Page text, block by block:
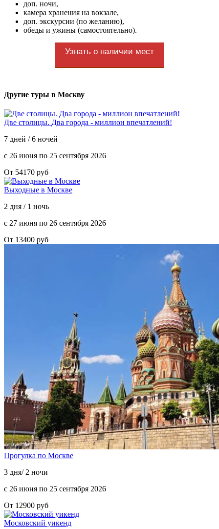
доп. ночи,
камера хранения на вокзале,
доп. экскурсии (по желанию),
обеды и ужины (самостоятельно).
Узнать о наличии мест
Другие туры в Москву
Две столицы. Два города - миллион впечатлений!
7 дней / 6 ночей
с 26 июня по 25 сентября 2026
От 54170 руб
Выходные в Москве
2 дня / 1 ночь
с 27 июня по 26 сентября 2026
От 13400 руб
Прогулка по Москве
3 дня/ 2 ночи
с 26 июня по 25 сентября 2026
От 12900 руб
Московский уикенд